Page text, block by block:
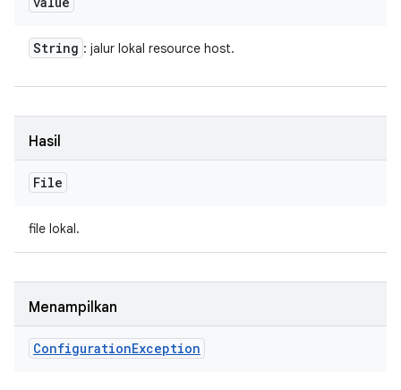
String : jalur lokal resource host.
Hasil
File
file lokal.
Menampilkan
ConfigurationException